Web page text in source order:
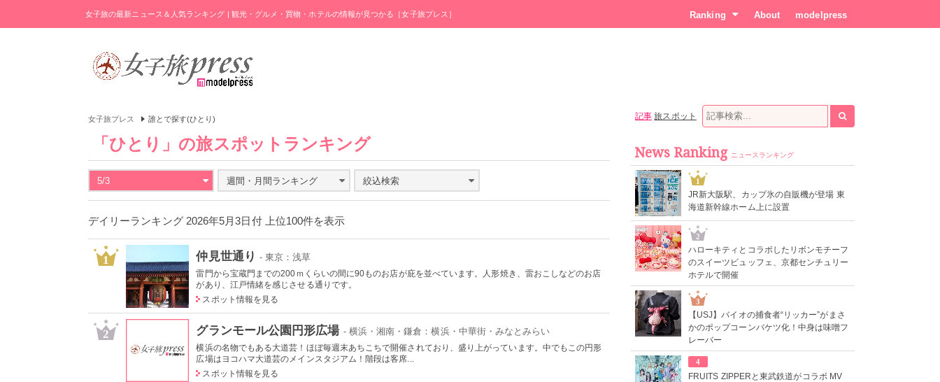
女子旅の最新ニュース＆人気ランキング | 観光・グルメ・買物・ホテルの情報が見つかる［女子旅プレス］ Ranking About modelpress
女子旅プレス 誰とで探す(ひとり)
「ひとり」の旅スポットランキング
5/3 週間・月間ランキング 絞込検索
デイリーランキング 2026年5月3日付 上位100件を表示
1 仲見世通り - 東京：浅草
雷門から宝蔵門までの200ｍくらいの間に90ものお店が庇を並べています。人形焼き、雷おこしなどのお店
があり、江戸情緒を感じさせる通りです。
スポット情報を見る
2 グランモール公園円形広場 - 横浜・湘南・鎌倉：横浜・中華街・みなとみらい
横浜の名物でもある大道芸！ほぼ毎週末あちこちで開催されており、盛り上がっています。中でもこの円形
広場はヨコハマ大道芸のメインスタジアム！階段は客席...
スポット情報を見る
記事 旅スポット
News Ranking ニュースランキング
1
JR新大阪駅、カップ氷の自販機が登場 東
海道新幹線ホーム上に設置
2
ハローキティとコラボしたリボンモチーフ
のスイーツビュッフェ、京都センチュリー
ホテルで開催
3
【USJ】バイオの捕食者“リッカー”がまさ
かのポップコーンバケツ化！中身は味噌フ
レーバー
4
FRUITS ZIPPERと東武鉄道がコラボ MV